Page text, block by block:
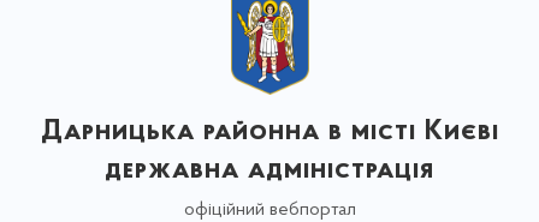
Дарницька районна в місті Києві
державна адміністрація
офіційний вебпортал